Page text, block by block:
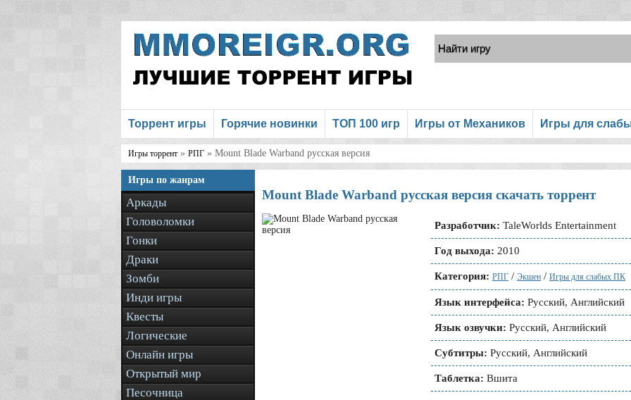
Торрент игры Горячие новинки ТОП 100 игр Игры от Механиков Игры для
Игры торрент » РПГ » Mount Blade Warband русская версия
Игры по жанрам
Аркады
Головоломки
Гонки
Драки
Зомби
Инди игры
Квесты
Логические
Онлайн игры
Открытый мир
Песочница
Mount Blade Warband русская версия скачать торрент
Разработчик: TaleWorlds Entertainment
Год выхода: 2010
Категория: РПГ / Экшен / Игры для слабых ПК
Язык интерфейса: Русский, Английский
Язык озвучки: Русский, Английский
Субтитры: Русский, Английский
Таблетка: Вшита